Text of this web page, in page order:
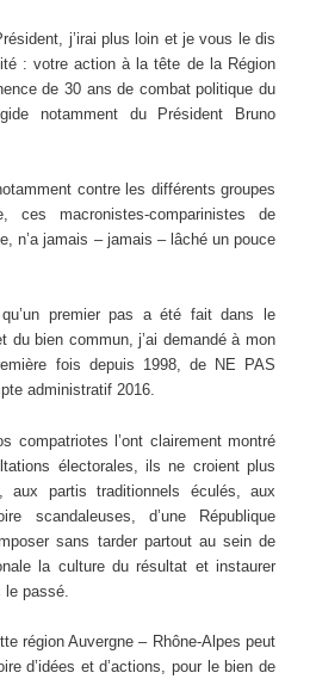
j’irai plus loin et je vous le dis
: votre action à la tête de la Région
de 30 ans de combat politique du
notamment du Président Bruno
contre les différents groupes
macronistes-comparinistes de
n’a jamais – jamais – lâché un pouce
premier pas a été fait dans le
du bien commun, j’ai demandé à mon
fois depuis 1998, de NE PAS
administratif 2016.
compatriotes l’ont clairement montré
électorales, ils ne croient plus
aux partis traditionnels éculés, aux
scandaleuses, d’une République
sans tarder partout au sein de
la culture du résultat et instaurer
passé.
région Auvergne – Rhône-Alpes peut
d’idées et d’actions, pour le bien de